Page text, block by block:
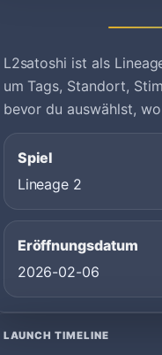
L2satoshi ist als
um Tags, Standort,
bevor du auswählst,
Spiel
Lineage 2
Eröffnungsdatum
2026-02-06
LAUNCH TIMELINE